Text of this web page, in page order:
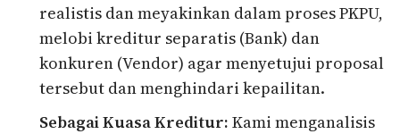
realistis dan meyakinkan dalam proses PKPU,
melobi kreditur separatis (Bank) dan
konkuren (Vendor) agar menyetujui proposal
tersebut dan menghindari kepailitan.
Sebagai Kuasa Kreditur: Kami menganalisis